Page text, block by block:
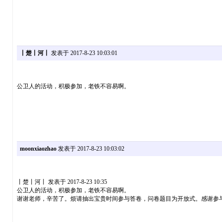
丨楚丨河丨 发表于 2017-8-23 10:03:01
公卫人的活动，积极参加，老铁不容易啊。
moonxiaozhao发表于 2017-8-23 10:03:02
丨楚丨河丨 发表于 2017-8-23 10:35
公卫人的活动，积极参加，老铁不容易啊。
谢谢老师，辛苦了。烦请抽出宝贵时间参与答卷，问卷题目为开放式。感谢参